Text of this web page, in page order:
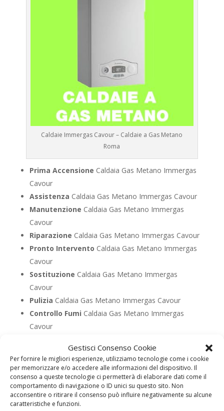
Gestisci Consenso Cookie
Per fornire le migliori esperienze, utilizziamo tecnologie come i cookie
per memorizzare e/o accedere alle informazioni del dispositivo. Il
consenso a queste tecnologie ci permetterà di elaborare dati come il
comportamento di navigazione o ID unici su questo sito. Non
acconsentire o ritirare il consenso può influire negativamente su alcune
caratteristiche e funzioni.
Caldaie Immergas Cavour – Caldaie a Gas Metano
Roma
Prima Accensione Caldaia Gas Metano Immergas
Cavour
Assistenza Caldaia Gas Metano Immergas Cavour
Manutenzione Caldaia Gas Metano Immergas
Cavour
Riparazione Caldaia Gas Metano Immergas Cavour
Pronto Intervento Caldaia Gas Metano Immergas
Cavour
Sostituzione Caldaia Gas Metano Immergas
Cavour
Pulizia Caldaia Gas Metano Immergas Cavour
Controllo Fumi Caldaia Gas Metano Immergas
Cavour
Caldaia Gas Metano Immergas Cavour
OfferteCaldaia Gas Metano Immergas Cavour
UTILIZZA IL FORM PER RICHIEDERE ASSISTENZA PER